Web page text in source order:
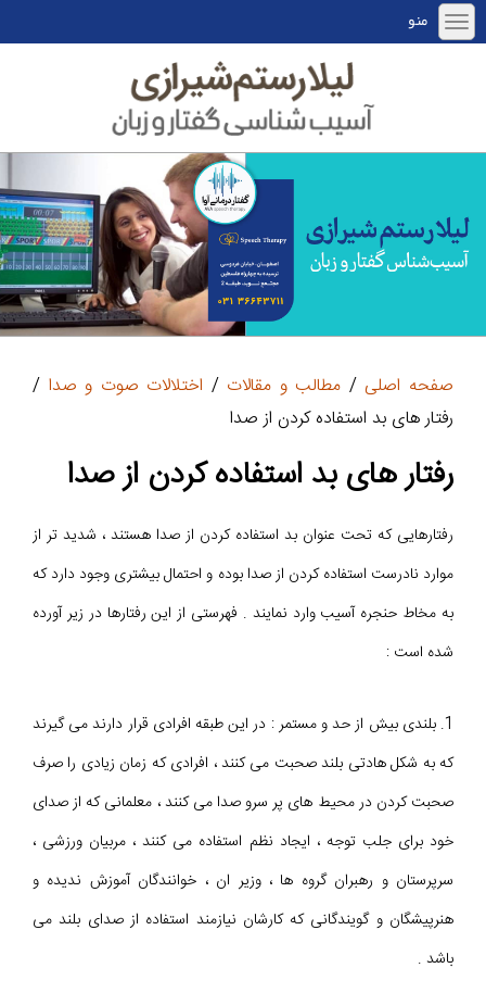
منو
صفحه اصلی / مطالب و مقالات / اختلالات صوت و صدا /
رفتار های بد استفاده کردن از صدا
رفتار های بد استفاده کردن از صدا
رفتارهایی که تحت عنوان بد استفاده کردن از صدا هستند ، شدید تر از
موارد نادرست استفاده کردن از صدا بوده و احتمال بیشتری وجود دارد که
به مخاط حنجره آسیب وارد نمایند . فهرستی از این رفتارها در زیر آورده
شده است :
1. بلندی بیش از حد و مستمر : در این طبقه افرادی قرار دارند می گیرند
که به شکل هادتی بلند صحبت می کنند ، افرادی که زمان زیادی را صرف
صحبت کردن در محیط های پر سرو صدا می کنند ، معلمانی که از صدای
خود برای جلب توجه ، ایجاد نظم استفاده می کنند ، مربیان ورزشی ،
سرپرستان و رهبران گروه ها ، وزیر ان ، خوانندگان آموزش ندیده و
هنرپیشگان و گویندگانی که کارشان نیازمند استفاده از صدای بلند می
باشد .